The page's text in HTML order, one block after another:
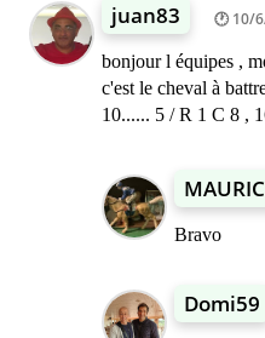
juan83 10/
bonjour l équipes ,
c'est le cheval à
10...... 5 / R 1 C 8 ,
Bravo
Domi59